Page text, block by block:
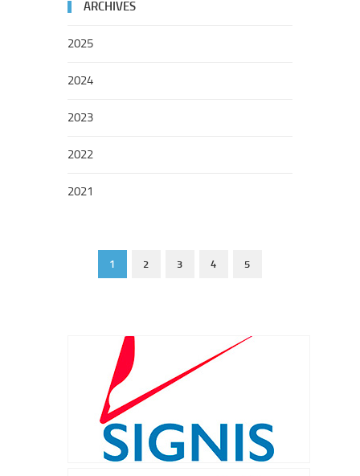
ARCHIVES
2025
2024
2023
2022
2021
1 2 3 4 5